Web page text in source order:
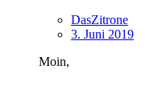
DasZitrone
3. Juni 2019
Moin,